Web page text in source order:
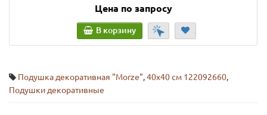
Цена по запросу
В корзину
Подушка декоративная "Morze",40х40 см 122092660,
Подушки декоративные